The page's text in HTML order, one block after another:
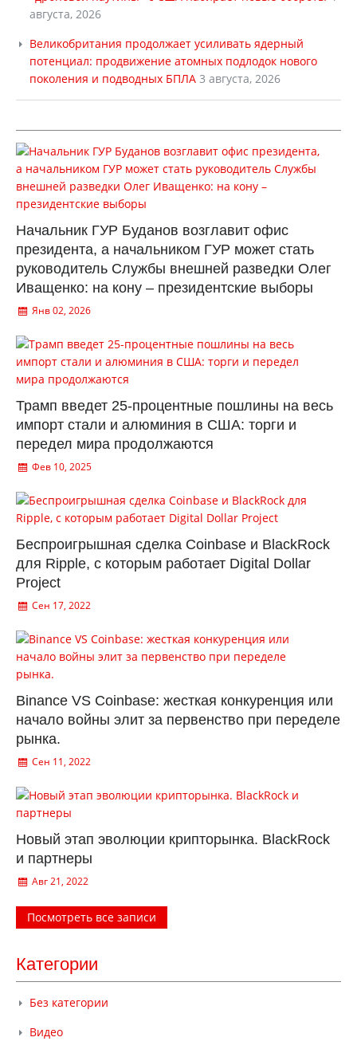
августа, 2026
Великобритания продолжает усиливать ядерный
потенциал: продвижение атомных подлодок нового
поколения и подводных БПЛА 3 августа, 2026
Начальник ГУР Буданов возглавит офис
президента, а начальником ГУР может стать
руководитель Службы внешней разведки Олег
Иващенко: на кону – президентские выборы
Янв 02, 2026
Трамп введет 25-процентные пошлины на весь
импорт стали и алюминия в США: торги и
передел мира продолжаются
Фев 10, 2025
Беспроигрышная сделка Coinbase и BlackRock
для Ripple, с которым работает Digital Dollar
Project
Сен 17, 2022
Binance VS Coinbase: жесткая конкуренция или
начало войны элит за первенство при переделе
рынка.
Сен 11, 2022
Новый этап эволюции крипторынка. BlackRock
и партнеры
Авг 21, 2022
Посмотреть все записи
Категории
Без категории
Видео